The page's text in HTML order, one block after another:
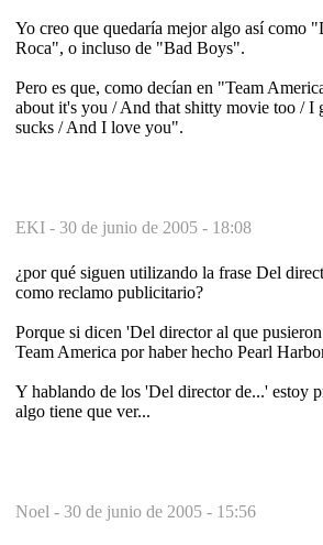
Yo creo que quedaría mejor algo así como
Roca", o incluso de "Bad Boys".
Pero es que, como decían en "Team
about it's you / And that shitty movie too / I
sucks / And I love you".
EKI - 30 de junio de 2005 - 18:08
¿por qué siguen utilizando la frase Del
como reclamo publicitario?
Porque si dicen 'Del director al que
Team America por haber hecho Pearl
Y hablando de los 'Del director de...' estoy
algo tiene que ver...
Noel - 30 de junio de 2005 - 15:56